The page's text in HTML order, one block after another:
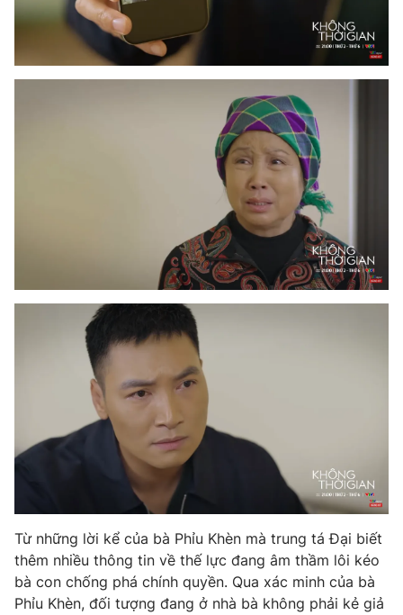
Infographic
Video Shorts video
VTV Thể thao
Bất động sản
Tấm lòng Việt
VTV4 Vươn mình bằng AI
VTV8
Liên hệ tòa soạn English
Theo dõi báo trên
Từ những lời kể của bà Phỉu Khèn mà trung tá Đại biết
thêm nhiều thông tin về thế lực đang âm thầm lôi kéo
bà con chống phá chính quyền. Qua xác minh của bà
Phỉu Khèn, đối tượng đang ở nhà bà không phải kẻ giả